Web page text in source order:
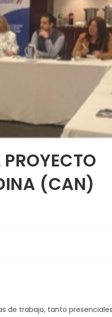
(CAN)
de trabajo, tanto presenciales